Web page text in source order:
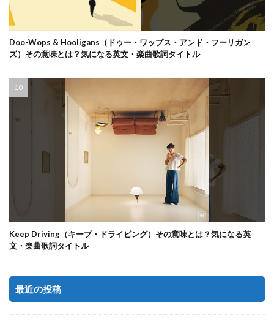
Doo-Wops & Hooligans（ドゥー・ワップス・アンド・フーリガン
ズ）その意味とは？気になる英文・楽曲歌詞タイトル
Keep Driving（キープ・ドライビング）その意味とは？気になる英
文・楽曲歌詞タイトル
最近の投稿